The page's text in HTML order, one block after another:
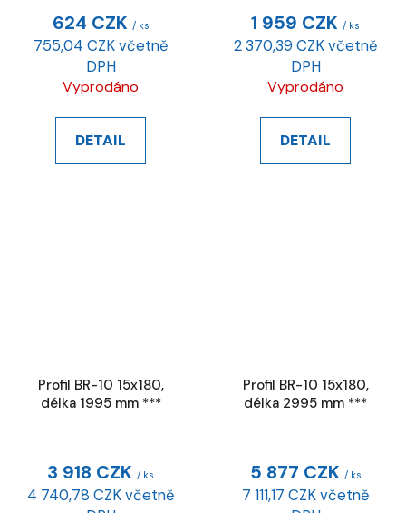
624 CZK / ks
755,04 CZK včetně
DPH
Vyprodáno
DETAIL
1 959 CZK / ks
2 370,39 CZK včetně
DPH
Vyprodáno
DETAIL
Profil BR-10 15x180,
délka 1995 mm ***
3 918 CZK / ks
4 740,78 CZK včetně
Profil BR-10 15x180,
délka 2995 mm ***
5 877 CZK / ks
7 111,17 CZK včetně